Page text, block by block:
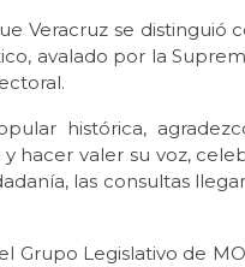
Veracruz se distinguió
avalado por la
histórica,
hacer valer su voz,
las consultas
Grupo Legislativo de